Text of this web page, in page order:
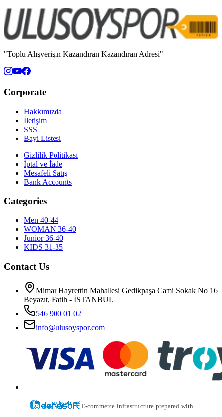
"Toplu Alışverişin Kazandıran Kazandıran Adresi"
Corporate
Hakkımızda
İletişim
SSS
Bayi Listesi
Gizlilik Politikası
İptal ve İade
Mesafeli Satış
Bank Accounts
Categories
Men 40-44
WOMAN 36-40
Junior 36-40
KIDS 31-35
Contact Us
Mimar Hayrettin Mahallesi Gedikpaşa Cami Sokak No 16
Beyazıt, Fatih - İSTANBUL
546 900 01 02
info@ulusoyspor.com
E-commerce infrastructure prepared with